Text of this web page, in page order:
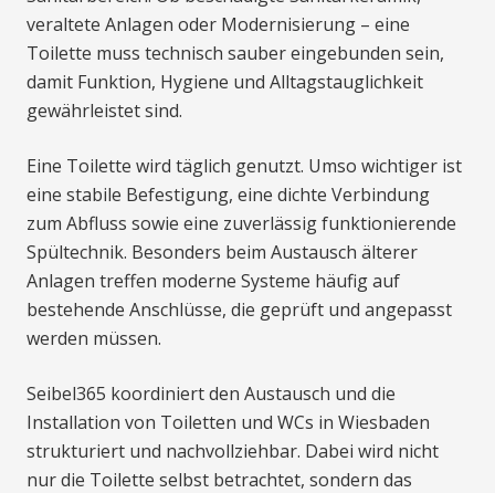
veraltete Anlagen oder Modernisierung – eine
Toilette muss technisch sauber eingebunden sein,
damit Funktion, Hygiene und Alltagstauglichkeit
gewährleistet sind.
Eine Toilette wird täglich genutzt. Umso wichtiger ist
eine stabile Befestigung, eine dichte Verbindung
zum Abfluss sowie eine zuverlässig funktionierende
Spültechnik. Besonders beim Austausch älterer
Anlagen treffen moderne Systeme häufig auf
bestehende Anschlüsse, die geprüft und angepasst
werden müssen.
Seibel365 koordiniert den Austausch und die
Installation von Toiletten und WCs in Wiesbaden
strukturiert und nachvollziehbar. Dabei wird nicht
nur die Toilette selbst betrachtet, sondern das